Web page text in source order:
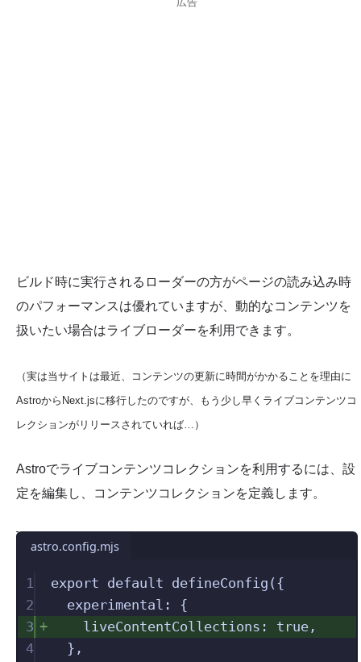
ビルド時に実行されるローダーの方がページの読み込み時
のパフォーマンスは優れていますが、動的なコンテンツを
扱いたい場合はライブローダーを利用できます。
（実は当サイトは最近、コンテンツの更新に時間がかかることを理由に
AstroからNext.jsに移行したのですが、もう少し早くライブコンテンツコ
レクションがリリースされていれば…）
Astroでライブコンテンツコレクションを利用するには、設
定を編集し、コンテンツコレクションを定義します。
astro.config.mjs
1 export default defineConfig ({
2
experimental :
{
3
liveContentCollections : true ,
4
},